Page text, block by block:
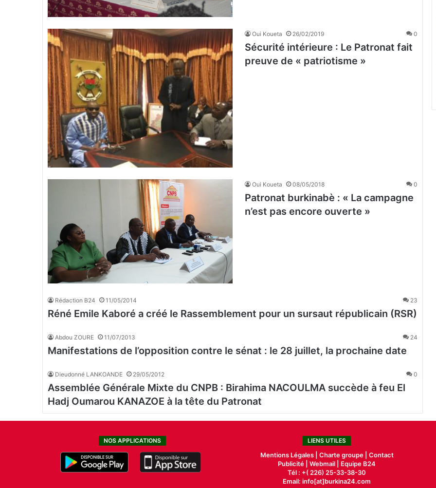
Oui Koueta 26/02/2019 0
Sécurité intérieure : Le Patronat fait
preuve de « patriotisme »
Oui Koueta 08/05/2018 0
Patronat burkinabè : « La campagne
n’est pas encore ouverte »
Rédaction B24 11/05/2014 23
Réné Emile Kaboré a créé le Rassemblement pour un sursaut républicain (RSR)
Abdou ZOURE 11/07/2013 24
Manifestations de l’opposition contre le sénat : le 28 juillet, la prochaine date
Dieudonné LANKOANDE 29/05/2012 0
Assemblée Générale Mixte du CNPB : Birahima NACOULMA succède à feu El
Hadj Oumarou KANAZOE à la tête du Patronat
NOS APPLICATIONS LIENS UTILES
Mentions Légales | Charte groupe | Contact
Publicité |Webmail |
Equipe B24
Tél : +( 226) 25-33-38-30
Email: info[at]burkina24.com